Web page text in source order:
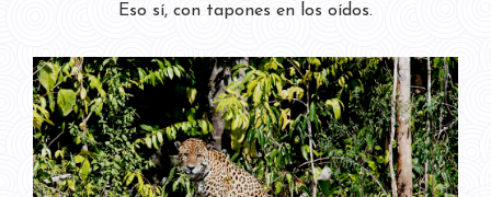
Eso sí, con tapones en los oídos.